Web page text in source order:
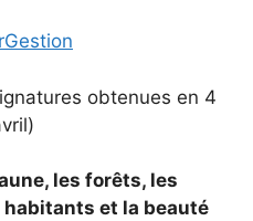
obtenues en 4
les forêts, les
et la beauté